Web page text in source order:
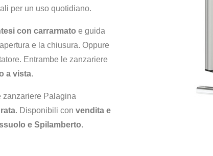
per un uso quotidiano.
con carrarmato e guida
e la chiusura. Oppure
Entrambe le zanzariere
a vista.
zanzariere Palagina
. Disponibili con vendita e
e Spilamberto.